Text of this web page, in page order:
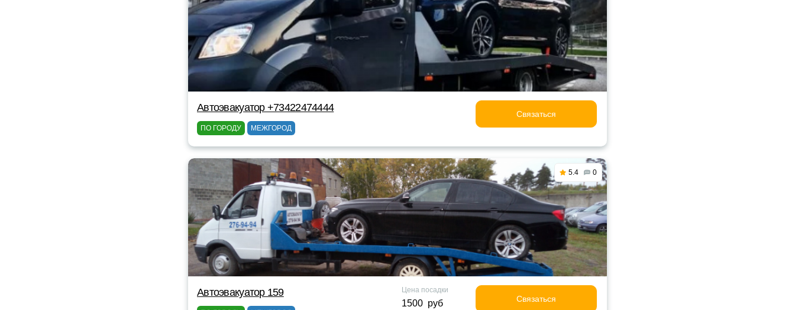
Автоэвакуатор +73422474444
ПО ГОРОДУ МЕЖГОРОД
Связаться
5.4 0
Автоэвакуатор 159 Цена посадки
1500 руб Связаться